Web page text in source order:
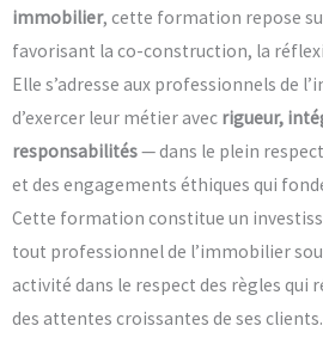
immobilier, cette formation repose
favorisant la co-construction, la
Elle s’adresse aux professionnels de
d’exercer leur métier avec rigueur,
responsabilités— dans le plein
et des engagements éthiques qui
Cette formation constitue un
tout professionnel de l’immobilier
activité dans le respect des règles qui
des attentes croissantes de ses